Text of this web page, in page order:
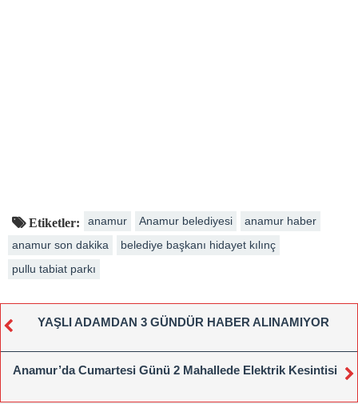
Etiketler: anamur Anamur belediyesi
anamur haber
anamur son dakika
belediye başkanı hidayet kılınç
pullu tabiat parkı
YAŞLI ADAMDAN 3 GÜNDÜR HABER ALINAMIYOR
Anamur’da Cumartesi Günü 2 Mahallede Elektrik Kesintisi